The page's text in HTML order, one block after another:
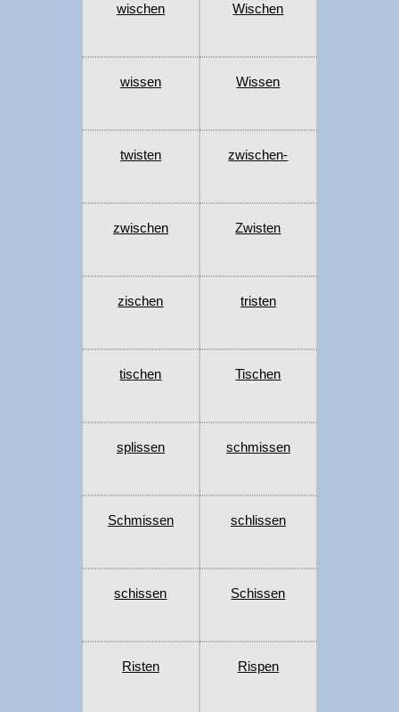
wischen Wischen
wissen Wissen
twisten zwischen-
zwischen Zwisten
zischen tristen
tischen Tischen
splissen schmissen
Schmissen schlissen
schissen Schissen
Risten Rispen